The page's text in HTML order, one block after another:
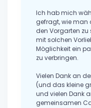
Ich hab mich
gefragt, wie man
den Vorgarten zu
mit solchen
Möglichkeit ein
zu verbringen.
Vielen Dank an
(und das kleine
und vielen Dank
gemeinsamen